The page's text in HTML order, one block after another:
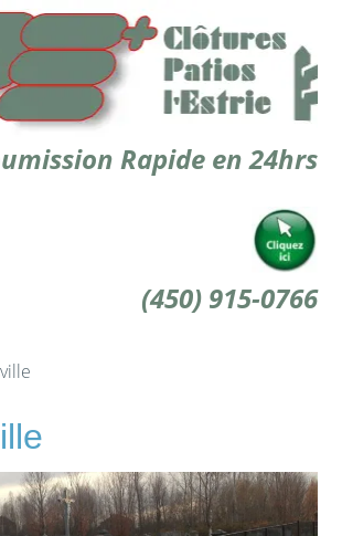
Rapide en 24hrs
(450) 915-0766